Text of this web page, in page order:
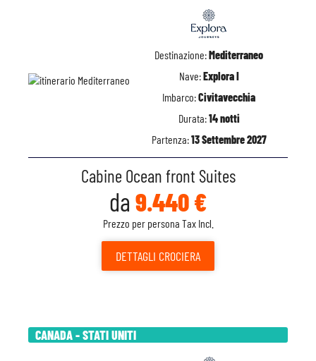
Destinazione:Mediterraneo
Nave:Explora I
Imbarco:Civitavecchia
Durata:14 notti
Partenza:13 Settembre 2027
Cabine Ocean front Suites
da 9.440 €
Prezzo per persona Tax Incl.
DETTAGLI CROCIERA
CANADA - STATI UNITI